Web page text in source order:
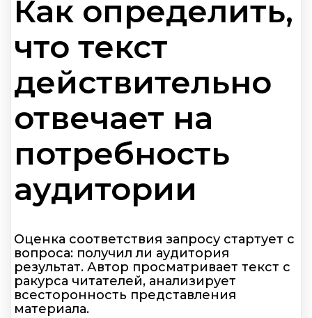
Как определить,
что текст
действительно
отвечает на
потребность
аудитории
Оценка соответствия запросу стартует с
вопроса: получил ли аудитория
результат. Автор просматривает текст с
ракурса читателей, анализирует
всесторонность представления
материала.